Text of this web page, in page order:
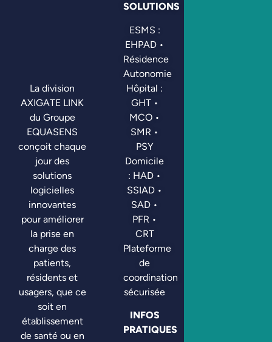
La division
AXIGATE LINK
du Groupe
EQUASENS
conçoit chaque
jour des
solutions
logicielles
innovantes
pour améliorer
la prise en
charge des
patients,
résidents et
usagers, que ce
soit en
établissement
de santé ou en
SOLUTIONS
ESMS :
EHPAD •
Résidence
Autonomie
Hôpital :
GHT •
MCO •
SMR •
PSY
Domicile
: HAD •
SSIAD •
SAD •
PFR •
CRT
Plateforme
de
coordination
sécurisée
INFOS
PRATIQUES